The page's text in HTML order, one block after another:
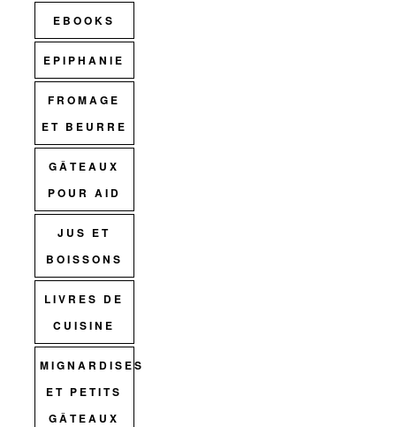
EBOOKS
EPIPHANIE
FROMAGE
ET BEURRE
GÂTEAUX
POUR AID
JUS ET
BOISSONS
LIVRES DE
CUISINE
MIGNARDISES
ET PETITS
GÂTEAUX